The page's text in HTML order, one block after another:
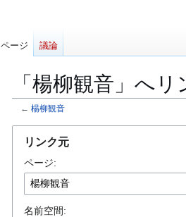
「楊柳観音」へ
← 楊柳観音
リンク元
ページ:
名前空間:
ページ 議論